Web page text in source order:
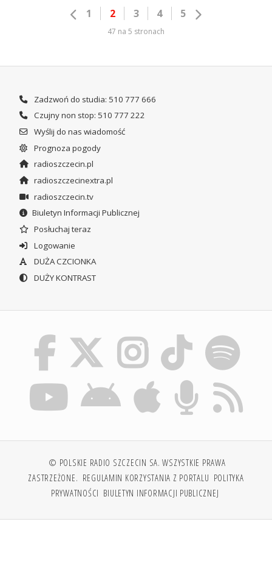
1 2 3 4 5
47 na 5 stronach
Zadzwoń do studia: 510 777 666
Czujny non stop: 510 777 222
Wyślij do nas wiadomość
Prognoza pogody
radioszczecin.pl
radioszczecinextra.pl
radioszczecin.tv
Biuletyn Informacji Publicznej
Posłuchaj teraz
Logowanie
DUŻA CZCIONKA
DUŻY KONTRAST
© POLSKIE RADIO SZCZECIN SA. WSZYSTKIE PRAWA
ZASTRZEŻONE. REGULAMIN KORZYSTANIA Z PORTALU POLITYKA
PRYWATNOŚCI BIULETYN INFORMACJI PUBLICZNEJ